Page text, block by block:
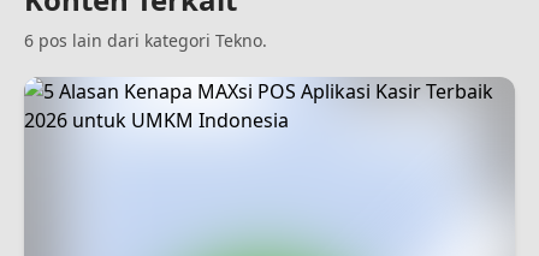
6 pos lain dari kategori Tekno.